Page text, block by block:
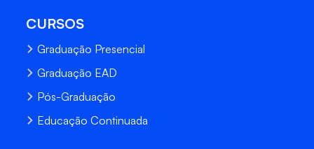
CURSOS
Graduação Presencial
Graduação EAD
Pós-Graduação
Educação Continuada